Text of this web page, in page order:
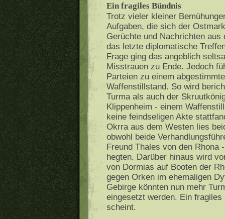
Ein fragiles Bündnis
Trotz vieler kleiner
Aufgaben, die sich der
Gerüchte und Nachrichten
das letzte diplomatische
Frage ging das angeblich
Misstrauen zu Ende. Jedoch
Parteien zu einem
Waffenstillstand. So wird
Turma als auch der
Klippenheim - einem
keine feindseligen Akte
Okrra aus dem Westen lies
obwohl beide
Freund Thales von den Rhona
hegten. Darüber hinaus wird
von Dormias auf Booten der
gegen Orken im ehemaligen
Gebirge könnten nun mehr
eingesetzt werden. Ein
scheint.